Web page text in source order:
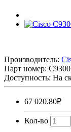
Производитель:
Парт номер:
Доступность: На
67 020.80₽
Кол-во